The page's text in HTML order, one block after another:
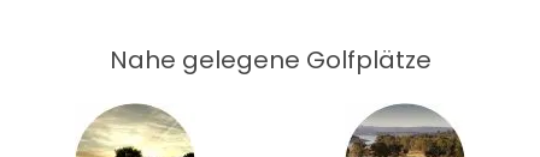
Nahe gelegene Golfplätze